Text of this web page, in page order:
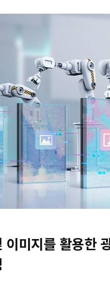
이미지를 활용한